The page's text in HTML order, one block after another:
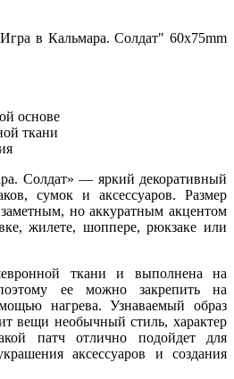
в Кальмара. Солдат" 60x75mm
основе
ткани
Солдат» — яркий декоративный
сумок и аксессуаров. Размер
но аккуратным акцентом
жилете, шоппере, рюкзаке или
ткани и выполнена на
ее можно закрепить на
нагрева. Узнаваемый образ
вещи необычный стиль, характер
патч отлично подойдет для
аксессуаров и создания